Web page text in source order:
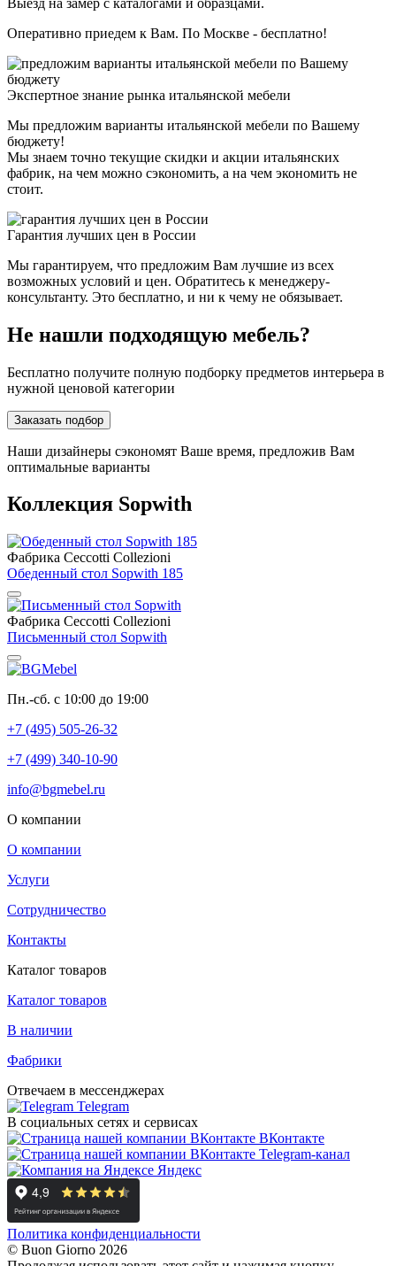
Оперативно приедем к Вам. По Москве - бесплатно!
Экспертное знание рынка итальянской мебели
Мы предложим варианты итальянской мебели по Вашему
бюджету!
Мы знаем точно текущие скидки и акции итальянских
фабрик, на чем можно сэкономить, а на чем экономить не
стоит.
Гарантия лучших цен в России
Мы гарантируем, что предложим Вам лучшие из всех
возможных условий и цен. Обратитесь к менеджеру-
консультанту. Это бесплатно, и ни к чему не обязывает.
Не нашли подходящую мебель?
Бесплатно получите полную подборку предметов интерьера в
нужной ценовой категории
Заказать подбор
Наши дизайнеры сэкономят Ваше время, предложив Вам
оптимальные варианты
Коллекция Sopwith
Фабрика Ceccotti Collezioni
Обеденный стол Sopwith 185
Фабрика Ceccotti Collezioni
Письменный стол Sopwith
Пн.-сб. с 10:00 до 19:00
+7 (495) 505-26-32
+7 (499) 340-10-90
info@bgmebel.ru
О компании
О компании
Услуги
Сотрудничество
Контакты
Каталог товаров
Каталог товаров
В наличии
Фабрики
Отвечаем в мессенджерах
Telegram
В социальных сетях и сервисах
ВКонтакте
Telegram-канал
Яндекс
Политика конфиденциальности
© Buon Giorno 2026